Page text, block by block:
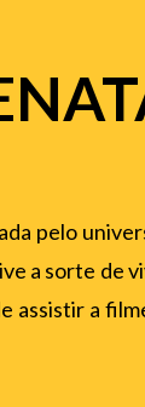
pelo
a sorte de
assistir a